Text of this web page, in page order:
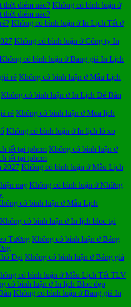
thời điểm nào? Không có bình luận ở
thời điểm nào?
Không có bình luận ở In Lịch Tết ở
Không có bình luận ở Công ty In
Không có bình luận ở Bảng giá In Lịch
rẻ Không có bình luận ở Mẫu Lịch
Không có bình luận ở In Lịch Để Bàn
rẻ Không có bình luận ở Mua lịch
Không có bình luận ở In lịch lò xo
tết tại tphcm Không có bình luận ở
tết tại tphcm
2027 Không có bình luận ở Mẫu Lịch
nay Không có bình luận ở Những
có bình luận ở Mẫu Lịch
Không có bình luận ở In lịch bloc tại
Tường Không có bình luận ở Bảng
Đại Không có bình luận ở Bảng giá
có bình luận ở Mẫu Lịch Tết TLV
có bình luận ở In lịch Bloc đẹp
Không có bình luận ở Bảng giá In